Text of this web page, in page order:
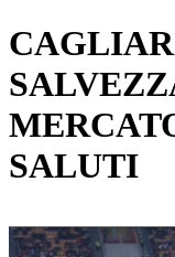
SALUTI